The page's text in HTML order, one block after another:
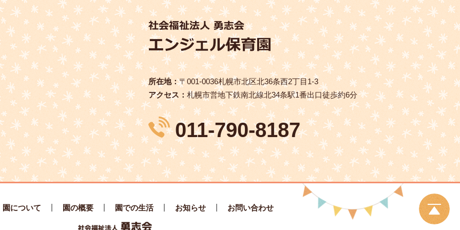
所在地：〒001‑0036札幌市北区北36条西2丁目1-3
アクセス： 札幌市営地下鉄南北線北34条駅1番出口徒歩約6分
011-790-8187
園について 園の概要 園での生活 お知らせ お問い合わせ